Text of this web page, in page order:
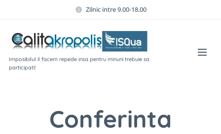
Zilnic intre 9.00-18.00
Imposibilul il facem repede insa pentru minuni trebuie sa
participati!
Conferinta